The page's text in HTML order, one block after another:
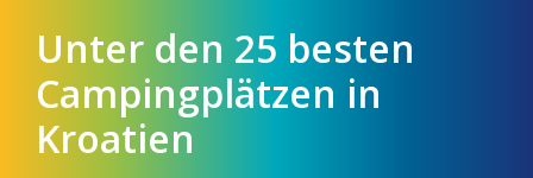
Unter den 25 besten
Campingplätzen in
Kroatien